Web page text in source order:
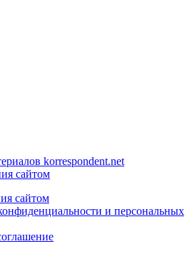
korrespondent.net
сайтом
сайтом
и персональных